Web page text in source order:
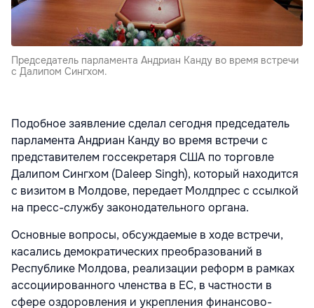
Председатель парламента Андриан Канду во время встречи
с Далипом Сингхом.
Подобное заявление сделал сегодня председатель
парламента Андриан Канду во время встречи с
представителем госсекретаря США по торговле
Далипом Сингхом (Daleep Singh), который находится
с визитом в Молдове, передает Молдпрес с ссылкой
на пресс-службу законодательного органа.
Основные вопросы, обсуждаемые в ходе встречи,
касались демократических преобразований в
Республике Молдова, реализации реформ в рамках
ассоциированного членства в ЕС, в частности в
сфере оздоровления и укрепления финансово-